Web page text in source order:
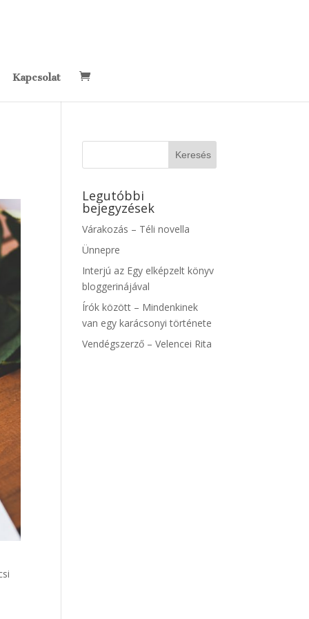
Kapcsolat
Legutóbbi
bejegyzések
Várakozás – Téli novella
Ünnepre
Interjú az Egy elképzelt könyv
bloggerinájával
Írók között – Mindenkinek
van egy karácsonyi története
Vendégszerző – Velencei Rita